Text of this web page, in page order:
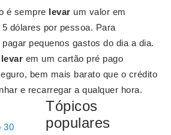
é sempre levar um valor em
dólares por pessoa. Para
pequenos gastos do dia a dia.
levar em um cartão pré pago
bem mais barato que o crédito
e recarregar a qualquer hora.
30
Tópicos
populares